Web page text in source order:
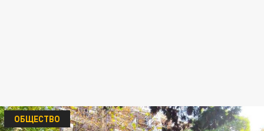
ОБЩЕСТВО